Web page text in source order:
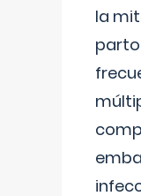
la